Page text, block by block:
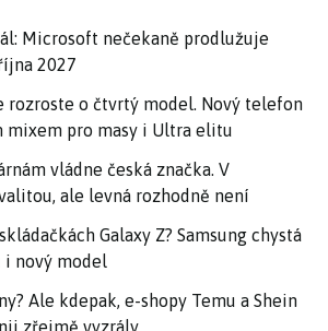
Microsoft nečekaně prodlužuje
2027
rozroste o čtvrtý model. Nový telefon
mixem pro masy i Ultra elitu
vládne česká značka. V
ale levná rozhodně není
Galaxy Z? Samsung chystá
i nový model
Ale kdepak, e-shopy Temu a Shein
zřejmě vyzrály